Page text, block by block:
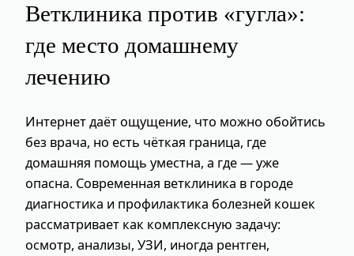
Ветклиника против «гугла»:
где место домашнему
лечению
Интернет даёт ощущение, что можно обойтись
без врача, но есть чёткая граница, где
домашняя помощь уместна, а где — уже
опасна. Современная ветклиника в городе
диагностика и профилактика болезней кошек
рассматривает как комплексную задачу:
осмотр, анализы, УЗИ, иногда рентген,